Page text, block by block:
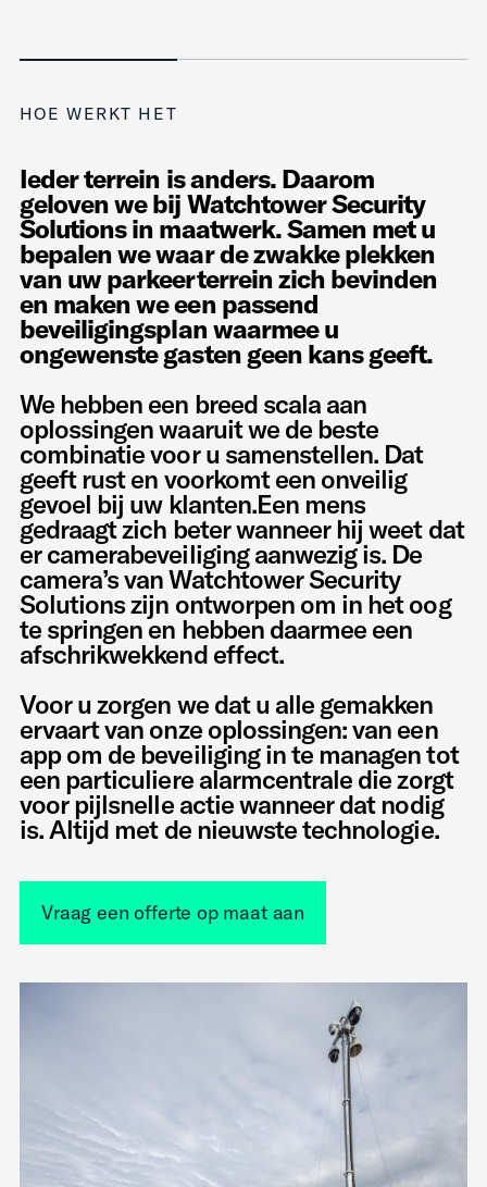
HOE WERKT HET
Ieder terrein is anders. Daarom
geloven we bij Watchtower Security
Solutions in maatwerk. Samen met u
bepalen we waar de zwakke plekken
van uw parkeerterrein zich bevinden
en maken we een passend
beveiligingsplan waarmee u
ongewenste gasten geen kans geeft.
We hebben een breed scala aan
oplossingen waaruit we de beste
combinatie voor u samenstellen. Dat
geeft rust en voorkomt een onveilig
gevoel bij uw klanten.Een mens
gedraagt zich beter wanneer hij weet dat
er camerabeveiliging aanwezig is. De
camera’s van Watchtower Security
Solutions zijn ontworpen om in het oog
te springen en hebben daarmee een
afschrikwekkend effect.
Voor u zorgen we dat u alle gemakken
ervaart van onze oplossingen: van een
app om de beveiliging in te managen tot
een particuliere alarmcentrale die zorgt
voor pijlsnelle actie wanneer dat nodig
is. Altijd met de nieuwste technologie.
Vraag een offerte op maat aan